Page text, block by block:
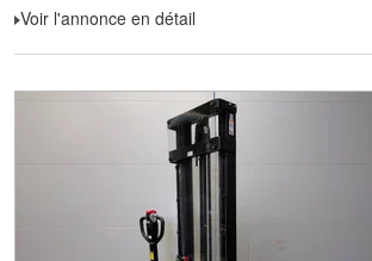
Voir l'annonce en détail